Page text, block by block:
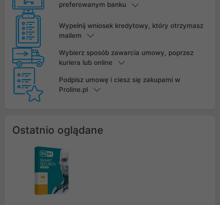
preferowanym banku
Wypełnij wniosek kredytowy, który otrzymasz
mailem
Wybierz sposób zawarcia umowy, poprzez
kuriera lub online
Podpisz umowę i ciesz się zakupami w
Proline.pl
Ostatnio oglądane